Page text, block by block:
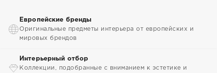
Европейские бренды
Оригинальные предметы интерьера от европейских и
мировых брендов
Интерьерный отбор
Коллекции, подобранные с вниманием к эстетике и